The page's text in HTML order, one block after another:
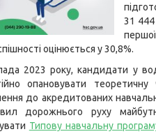
31 444
оцінюється у 30,8%.
2023 року, кандидати у
опановувати теоретичну
до акредитованих
дорожнього руху
Типову навчальну